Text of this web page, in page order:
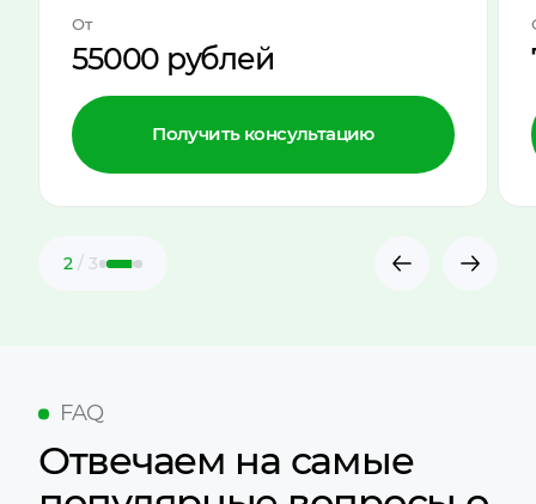
От
55000 рублей
Получить консультацию
2/ 3
FAQ
Отвечаем на самые